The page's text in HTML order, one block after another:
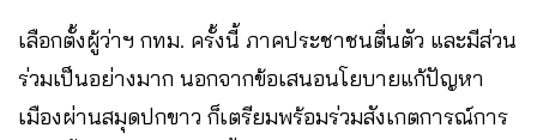
เลือกตั้งผู้ว่าฯ กทม. ครั้งนี้ ภาคประชาชนตื่นตัว และมีส่วน
ร่วมเป็นอย่างมาก นอกจากข้อเสนอนโยบายแก้ปัญหา
เมืองผ่านสมุดปกขาว ก็เตรียมพร้อมร่วมสังเกตการณ์การ